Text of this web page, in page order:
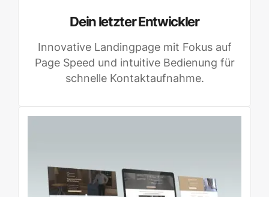
Dein letzter Entwickler
Innovative Landingpage mit Fokus auf
Page Speed und intuitive Bedienung für
schnelle Kontaktaufnahme.